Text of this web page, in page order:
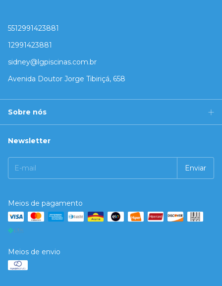
5512991423881
12991423881
sidney@lgpiscinas.com.br
Avenida Doutor Jorge Tibiriçá, 658
Sobre nós
Newsletter
Meios de pagamento
Meios de envio